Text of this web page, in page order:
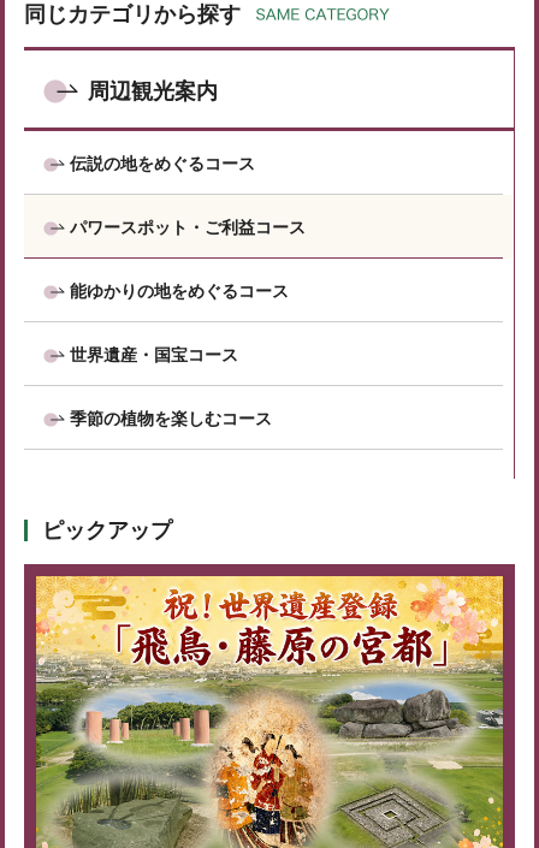
同じカテゴリから探す
周辺観光案内
伝説の地をめぐるコース
パワースポット・ご利益コース
能ゆかりの地をめぐるコース
世界遺産・国宝コース
季節の植物を楽しむコース
ピックアップ